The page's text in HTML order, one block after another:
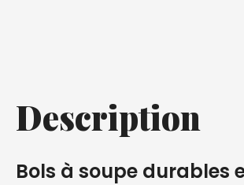
Description
Bols à soupe durables